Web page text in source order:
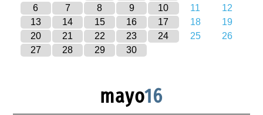
6
7 8 9 10 11
12
13
14 15 16 17 18
19
20
21 22 23 24 25
26
27
28 29 30
mayo16